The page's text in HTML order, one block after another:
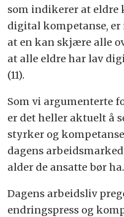
som indikerer at eldre
digital kompetanse,
at en kan skjære alle
at alle eldre har lav
(11).
Som vi argumenterte
er det heller aktuelt å
styrker og
dagens
alder de ansatte bør ha.
Dagens arbeidsliv
endringspress og